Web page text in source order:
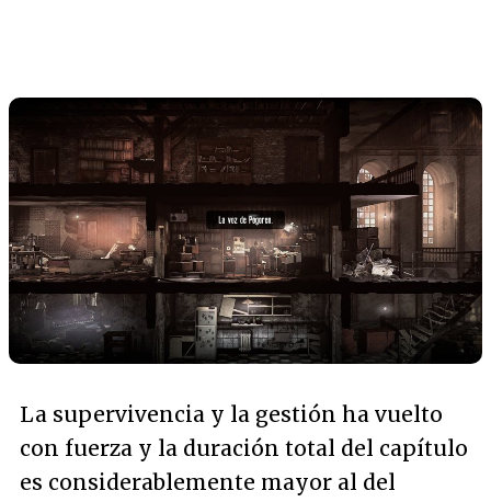
La supervivencia y la gestión ha vuelto
con fuerza y la duración total del capítulo
es considerablemente mayor al del